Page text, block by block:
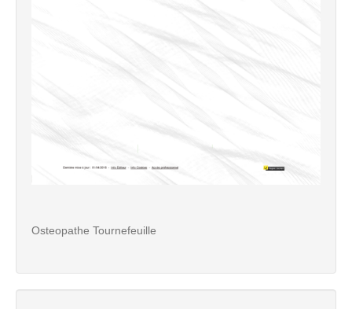
Osteopathe Tournefeuille